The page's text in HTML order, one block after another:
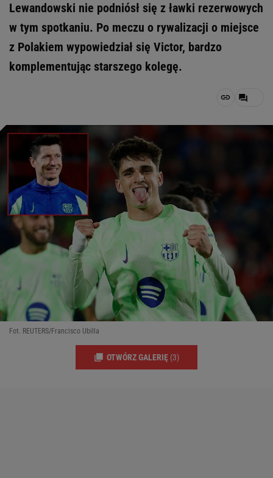
Lewandowski nie podniósł się z ławki rezerwowych
w tym spotkaniu. Po meczu o rywalizacji o miejsce
z Polakiem wypowiedział się Victor, bardzo
komplementując starszego kolegę.
Fot. REUTERS/Francisco Ubilla
OTWÓRZ GALERIĘ (3)